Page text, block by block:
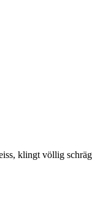
klingt völlig